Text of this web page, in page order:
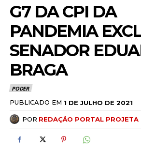
G7 DA CPI DA
PANDEMIA
SENADOR
BRAGA
PODER
PUBLICADO EM 1 DE JULHO DE 2021
POR REDAÇÃO PORTAL PROJETA